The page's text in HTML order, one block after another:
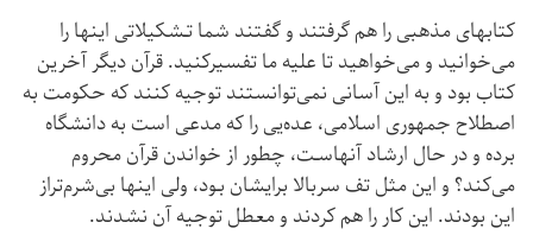
کتابهای مذهبی را هم گرفتند و گفتند شما تـشکیلاتی اینها را
می‌خوانید و می‌خواهید تا علیه ما تفسیرکنید. قرآن دیگر آخرین
کتاب بود و به این آسانی نمی‌توانستند توجیه کنند که حکومت به
اصطلاح جمهوری اسلامی، عده‌یی را که مدعی است به دانشگاه
برده و در حال ارشاد آنهاسـت، چطور از خواندن قرآن محروم
می‌کند؟ و این مثل تف سربالا برایشان بـود، ولی اینها بی‌شرم‌تراز
این بودند. این کار را هم کردند و معطل توجیه آن نشدند.